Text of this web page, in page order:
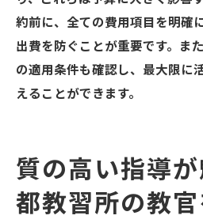
約前に、全ての費用項目を明確
出費を防ぐことが重要です。ま
の適用条件も確認し、最大限に
えることができます。
質の高い指導
都教習所の教